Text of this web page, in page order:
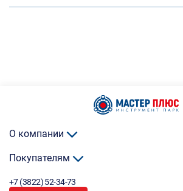
О компании
Покупателям
+7 (3822) 52-34-73